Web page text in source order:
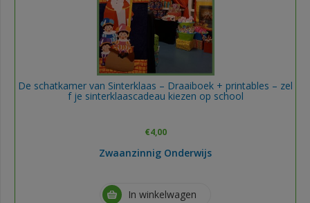
De schatkamer van Sinterklaas – Draaiboek + printables – zel
f je sinterklaascadeau kiezen op school
€4,00
Zwaanzinnig Onderwijs
In winkelwagen